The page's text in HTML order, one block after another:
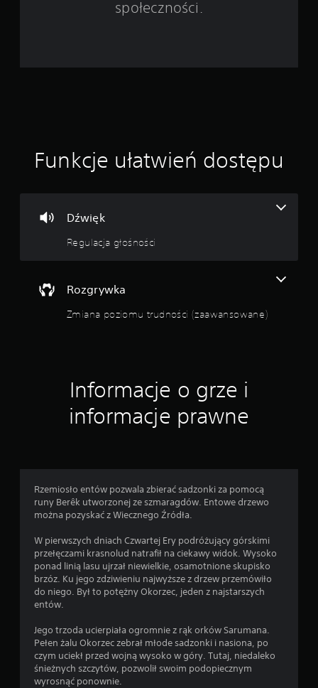
n
społeczności.
Funkcje ułatwień dostępu
Dźwięk
Regulacja głośności
Rozgrywka
Zmiana poziomu trudności (zaawansowane)
Informacje o grze i
informacje prawne
Rzemiosło entów pozwala zbierać sadzonki za pomocą
runy Berêk utworzonej ze szmaragdów. Entowe drzewo
można pozyskać z Wiecznego Źródła.
W pierwszych dniach Czwartej Ery podróżujący górskimi
przełęczami krasnolud natrafił na ciekawy widok. Wysoko
ponad linią lasu ujrzał niewielkie, osamotnione skupisko
brzóz. Ku jego zdziwieniu najwyższe z drzew przemówiło
do niego. Był to potężny Okorzec, jeden z najstarszych
entów.
Jego trzoda ucierpiała ogromnie z rąk orków Sarumana.
Pełen żalu Okorzec zebrał młode sadzonki i nasiona, po
czym uciekł przed wojną wysoko w góry. Tutaj, niedaleko
śnieżnych szczytów, pozwolił swoim podopiecznym
wyrosnąć ponownie.